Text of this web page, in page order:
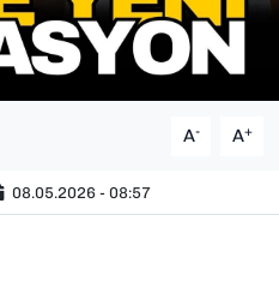
A- A+
08.05.2026 - 08:57